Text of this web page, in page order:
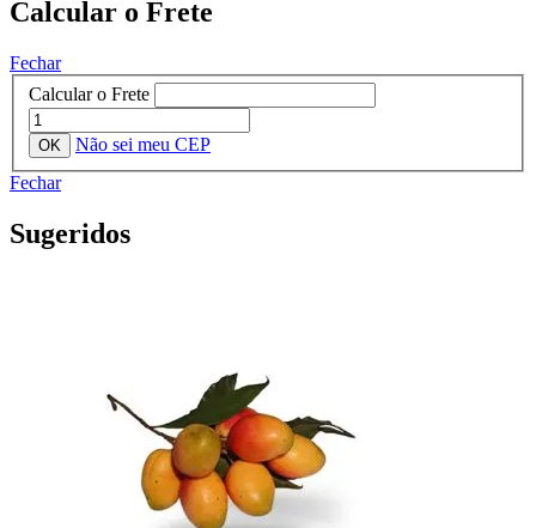
Calcular o Frete
Fechar
Calcular o Frete
Não sei meu CEP
Fechar
Sugeridos